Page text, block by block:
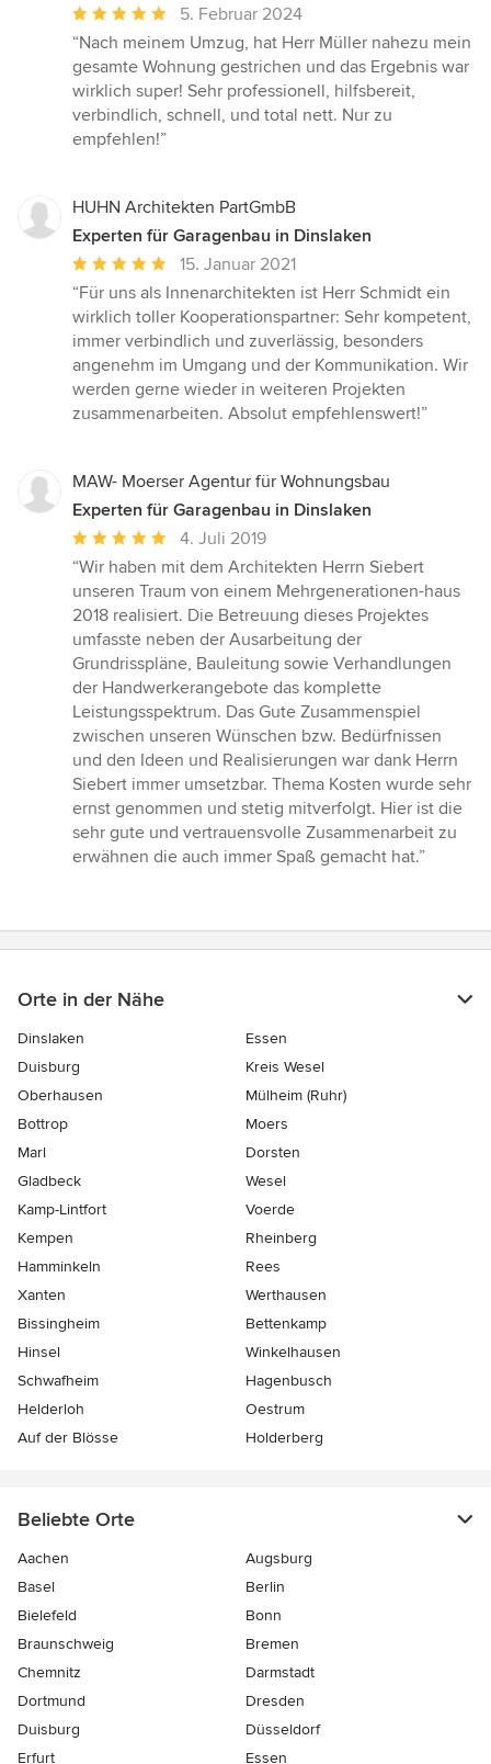
Durchschnittliche
Bewertung:
5
von
5
Sternen
5. Februar 2024
“Nach meinem Umzug, hat Herr Müller nahezu mein
gesamte Wohnung gestrichen und das Ergebnis war
wirklich super! Sehr professionell, hilfsbereit,
verbindlich, schnell, und total nett. Nur zu
empfehlen!”
HUHN Architekten PartGmbB
Experten für Garagenbau in Dinslaken
Durchschnittliche
Bewertung:
5
von
5
Sternen
15. Januar 2021
“Für uns als Innenarchitekten ist Herr Schmidt ein
wirklich toller Kooperationspartner: Sehr kompetent,
immer verbindlich und zuverlässig, besonders
angenehm im Umgang und der Kommunikation. Wir
werden gerne wieder in weiteren Projekten
zusammenarbeiten. Absolut empfehlenswert!”
MAW- Moerser Agentur für Wohnungsbau
Experten für Garagenbau in Dinslaken
Durchschnittliche
Bewertung:
5
von
5
Sternen
4. Juli 2019
“Wir haben mit dem Architekten Herrn Siebert
unseren Traum von einem Mehrgenerationen-haus
2018 realisiert. Die Betreuung dieses Projektes
umfasste neben der Ausarbeitung der
Grundrisspläne, Bauleitung sowie Verhandlungen
der Handwerkerangebote das komplette
Leistungsspektrum. Das Gute Zusammenspiel
zwischen unseren Wünschen bzw. Bedürfnissen
und den Ideen und Realisierungen war dank Herrn
Siebert immer umsetzbar. Thema Kosten wurde sehr
ernst genommen und stetig mitverfolgt. Hier ist die
sehr gute und vertrauensvolle Zusammenarbeit zu
erwähnen die auch immer Spaß gemacht hat.”
Orte in der Nähe
Dinslaken
Essen
Duisburg
Kreis Wesel
Oberhausen
Mülheim (Ruhr)
Bottrop
Moers
Marl
Dorsten
Gladbeck
Wesel
Kamp-Lintfort
Voerde
Kempen
Rheinberg
Hamminkeln
Rees
Xanten
Werthausen
Bissingheim
Bettenkamp
Hinsel
Winkelhausen
Schwafheim
Hagenbusch
Helderloh
Oestrum
Auf der Blösse
Holderberg
Beliebte Orte
Aachen
Augsburg
Basel
Berlin
Bielefeld
Bonn
Braunschweig
Bremen
Chemnitz
Darmstadt
Dortmund
Dresden
Duisburg
Düsseldorf
Erfurt
Essen